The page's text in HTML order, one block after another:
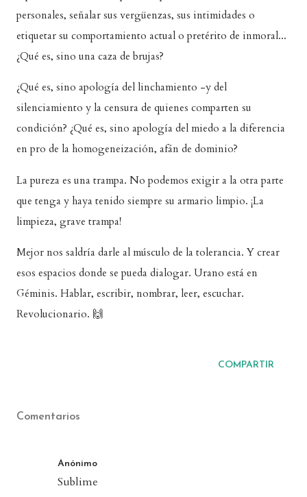
personales, señalar sus vergüenzas, sus intimidades o
etiquetar su comportamiento actual o pretérito de inmoral...
¿Qué es, sino una caza de brujas?
¿Qué es, sino apología del linchamiento -y del
silenciamiento y la censura de quienes comparten su
condición? ¿Qué es, sino apología del miedo a la diferencia
en pro de la homogeneización, afán de dominio?
La pureza es una trampa. No podemos exigir a la otra parte
que tenga y haya tenido siempre su armario limpio. ¡La
limpieza, grave trampa!
Mejor nos saldría darle al músculo de la tolerancia. Y crear
esos espacios donde se pueda dialogar. Urano está en
Géminis. Hablar, escribir, nombrar, leer, escuchar.
Revolucionario. 🙌
COMPARTIR
Comentarios
Anónimo
Sublime